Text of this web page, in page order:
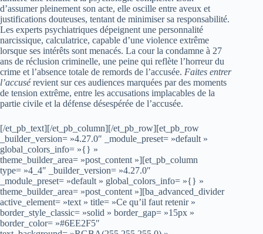
d’assumer pleinement son acte, elle oscille entre aveux et
justifications douteuses, tentant de minimiser sa responsabilité.
Les experts psychiatriques dépeignent une personnalité
narcissique, calculatrice, capable d’une violence extrême
lorsque ses intérêts sont menacés. La cour la condamne à 27
ans de réclusion criminelle, une peine qui reflète l’horreur du
crime et l’absence totale de remords de l’accusée. Faites entrer
l’accusérevient sur ces audiences marquées par des moments
de tension extrême, entre les accusations implacables de la
partie civile et la défense désespérée de l’accusée.
[/et_pb_text][/et_pb_column][/et_pb_row][et_pb_row
_builder_version= »4.27.0″ _module_preset= »default »
global_colors_info= »{} »
theme_builder_area= »post_content »][et_pb_column
type= »4_4″ _builder_version= »4.27.0″
_module_preset= »default » global_colors_info= »{} »
theme_builder_area= »post_content »][ba_advanced_divider
active_element= »text » title= »Ce qu’il faut retenir »
border_style_classic= »solid » border_gap= »15px »
border_color= »#6EE2F5″